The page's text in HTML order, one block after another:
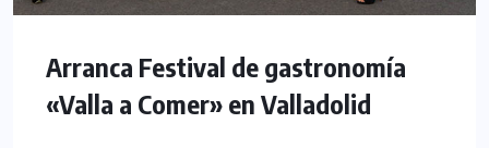
Arranca Festival de gastronomía
«Valla a Comer» en Valladolid